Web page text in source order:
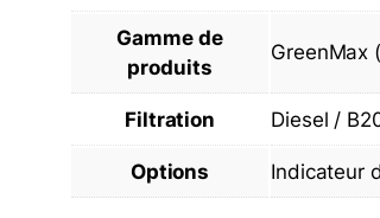
Gamme de
produits
GreenMax
Filtration Diesel /
Options Indicateur